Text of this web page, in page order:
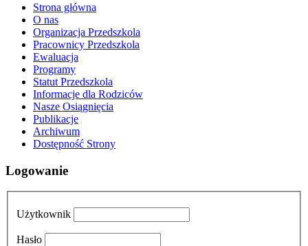
Strona główna
O nas
Organizacja Przedszkola
Pracownicy Przedszkola
Ewaluacja
Programy
Statut Przedszkola
Informacje dla Rodziców
Nasze Osiągnięcia
Publikacje
Archiwum
Dostępność Strony
Logowanie
Użytkownik
Hasło